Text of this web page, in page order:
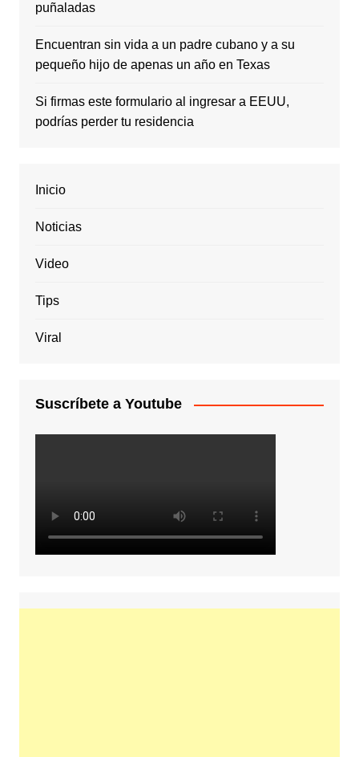
puñaladas
Encuentran sin vida a un padre cubano y a su
pequeño hijo de apenas un año en Texas
Si firmas este formulario al ingresar a EEUU,
podrías perder tu residencia
Inicio
Noticias
Video
Tips
Viral
Suscríbete a Youtube